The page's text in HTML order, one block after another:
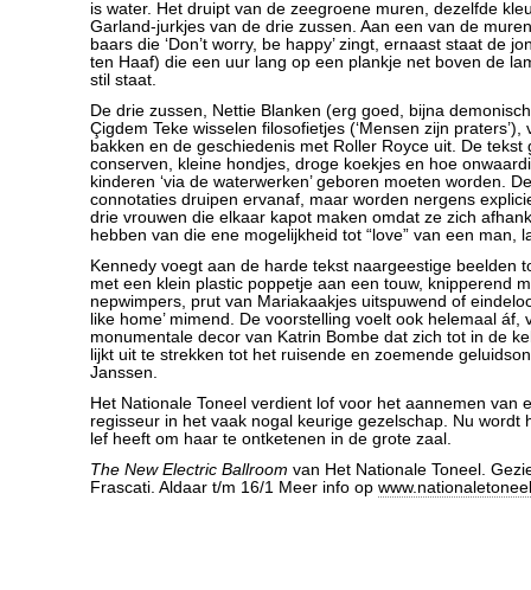
is water. Het druipt van de zeegroene muren, dezelfde
Garland-jurkjes van de drie zussen. Aan een van de
baars die ‘Don’t worry, be happy’ zingt, ernaast staat de
ten Haaf) die een uur lang op een plankje net boven de
stil staat.
De drie zussen, Nettie Blanken (erg goed, bijna
Çigdem Teke wisselen filosofietjes (‘Mensen zijn
bakken en de geschiedenis met Roller Royce uit. De tekst
conserven, kleine hondjes, droge koekjes en hoe
kinderen ‘via de waterwerken’ geboren moeten worden.
connotaties druipen ervanaf, maar worden nergens
drie vrouwen die elkaar kapot maken omdat ze zich
hebben van die ene mogelijkheid tot “love” van een man,
Kennedy voegt aan de harde tekst naargeestige beelden
met een klein plastic poppetje aan een touw, knipperend
nepwimpers, prut van Mariakaakjes uitspuwend of
like home’ mimend. De voorstelling voelt ook helemaal áf,
monumentale decor van Katrin Bombe dat zich tot in de
lijkt uit te strekken tot het ruisende en zoemende
Janssen.
Het Nationale Toneel verdient lof voor het aannemen van
regisseur in het vaak nogal keurige gezelschap. Nu wordt
lef heeft om haar te ontketenen in de grote zaal.
The New Electric Ballroom van Het Nationale Toneel.
Frascati. Aldaar t/m 16/1 Meer info op